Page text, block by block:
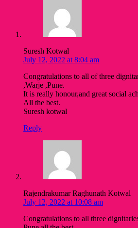
Suresh Kotwal
July 12, 2022 at 8:04 am
Congratulations to all of three
,Warje ,Pune.
It is really honour,and great social
All the best.
Suresh kotwal
Reply
Rajendrakumar Raghunath Kotwal
July 12, 2022 at 10:08 am
Congratulations to all three